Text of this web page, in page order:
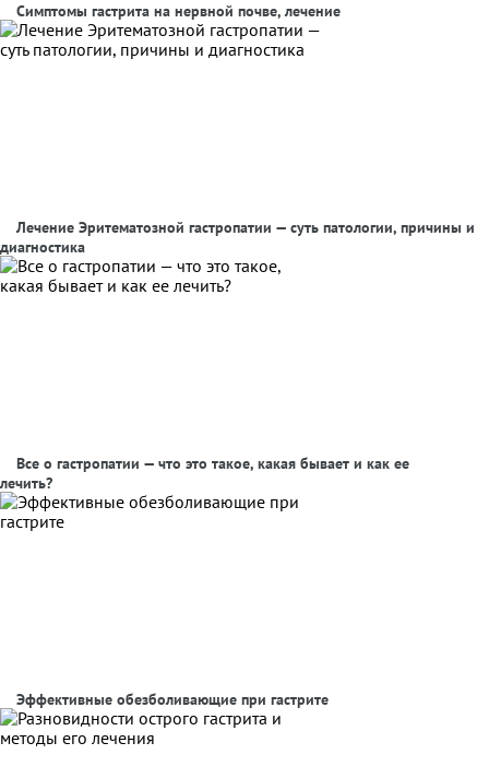
Симптомы гастрита на нервной почве, лечение
Лечение Эритематозной гастропатии — суть патологии, причины и
диагностика
Все о гастропатии — что это такое, какая бывает и как ее
лечить?
Эффективные обезболивающие при гастрите